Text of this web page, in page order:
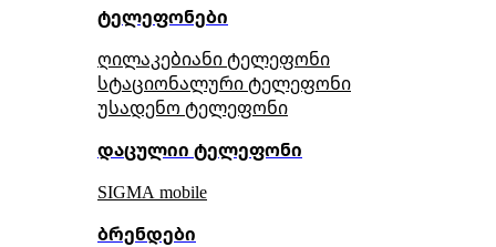
ტელეფონები
ღილაკებიანი ტელეფონი
სტაციონალური ტელეფონი
უსადენო ტელეფონი
დაცულიი ტელეფონი
SIGMA mobile
ბრენდები